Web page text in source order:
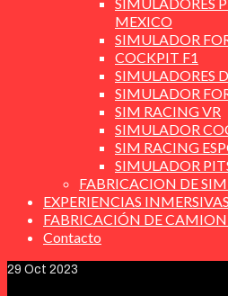
MEXICO
SIMULADOR
COCKPIT F1
SIMULADORES
SIMULADOR
SIM RACING VR
SIMULADOR
SIM RACING
SIMULADOR
FABRICACION DE
EXPERIENCIAS INMERSIVAS
FABRICACIÓN DE
Contacto
29 Oct 2023